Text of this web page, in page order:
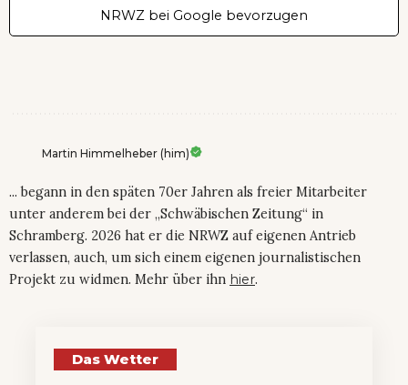
NRWZ bei Google bevorzugen
Martin Himmelheber (him)
... begann in den späten 70er Jahren als freier Mitarbeiter
unter anderem bei der „Schwäbischen Zeitung“ in
Schramberg. 2026 hat er die NRWZ auf eigenen Antrieb
verlassen, auch, um sich einem eigenen journalistischen
Projekt zu widmen. Mehr über ihn hier.
Das Wetter